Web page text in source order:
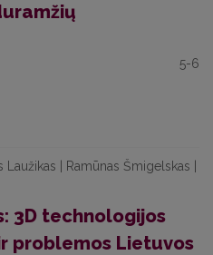
5-6
| Ramūnas Šmigelskas |
3D technologijos
problemos Lietuvos